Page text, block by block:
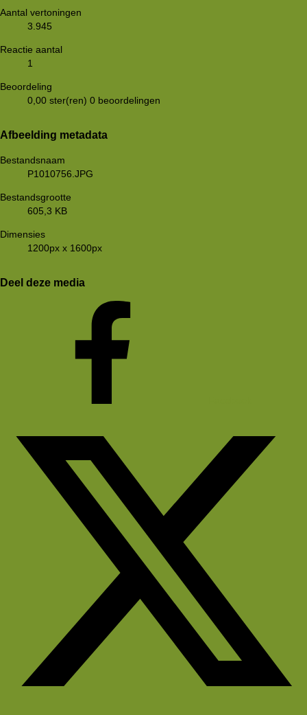
Aantal vertoningen
3.945
Reactie aantal
1
Beoordeling
0,00 ster(ren) 0 beoordelingen
Afbeelding metadata
Bestandsnaam
P1010756.JPG
Bestandsgrootte
605,3 KB
Dimensies
1200px x 1600px
Deel deze media